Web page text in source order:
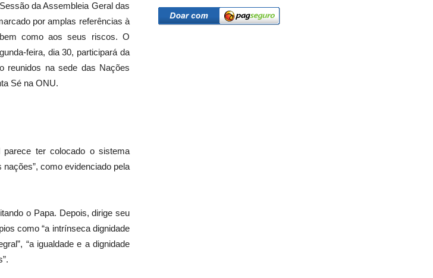
aumentar
ou
diminuir
o
volume.
da Assembleia Geral das
por amplas referências à
como aos seus riscos. O
feira, dia 30, participará da
reunidos na sede das Nações
Sé na ONU.
parece ter colocado o sistema
como evidenciado pela
o Papa. Depois, dirige seu
como “a intrínseca dignidade
“a igualdade e a dignidade